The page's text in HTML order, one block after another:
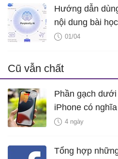
Hướng dẫn
nội dung bài học
01/04
Cũ vẫn chất
Phần gạch
iPhone có
hiểm?
4 ngày
Tổng hợp